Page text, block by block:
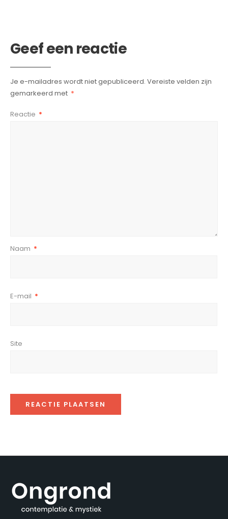
Geef een reactie
Je e-mailadres wordt niet gepubliceerd. Vereiste velden zijn
gemarkeerd met *
Reactie *
Naam *
E-mail *
Site